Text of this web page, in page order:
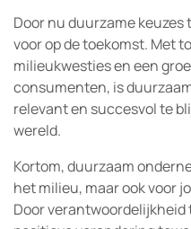
Door nu duurzame
voor op de toekomst. Met
milieukwesties en een
consumenten, is
relevant en succesvol te
wereld.
Kortom, duurzaam
het milieu, maar ook voor
Door